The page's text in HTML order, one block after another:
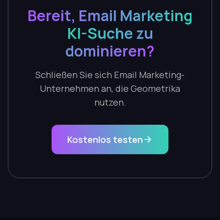
Bereit, Email Marketing
KI-Suche zu
dominieren?
Schließen Sie sich Email Marketing-
Unternehmen an, die Geometrika
nutzen.
Kostenlos testen